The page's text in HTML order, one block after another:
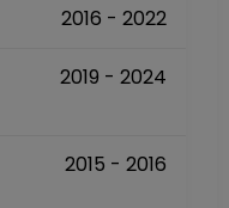
PROFESOR
No Definitivo
Desde 01-02-2018
2016 - 2022
2019 - 2024
2015 - 2016